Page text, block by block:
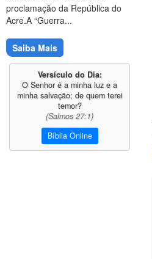
proclamação da República do
Acre.A “Guerra...
Saiba Mais
Versículo do Dia:
O Senhor é a minha luz e a
minha salvação; de quem terei
temor?
(Salmos 27:1)
Bíblia Online